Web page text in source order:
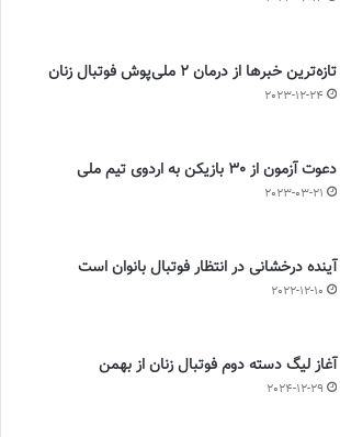
تازه‌ترین خبرها از درمان ۲ ملی‌پوش فوتبال زنان
2023-12-24
دعوت آزمون از 30 بازیکن به اردوی تیم ملی
2023-03-21
آینده درخشانی در انتظار فوتبال بانوان است
2022-12-10
آغاز لیگ دسته دوم فوتبال زنان از بهمن
2024-12-29